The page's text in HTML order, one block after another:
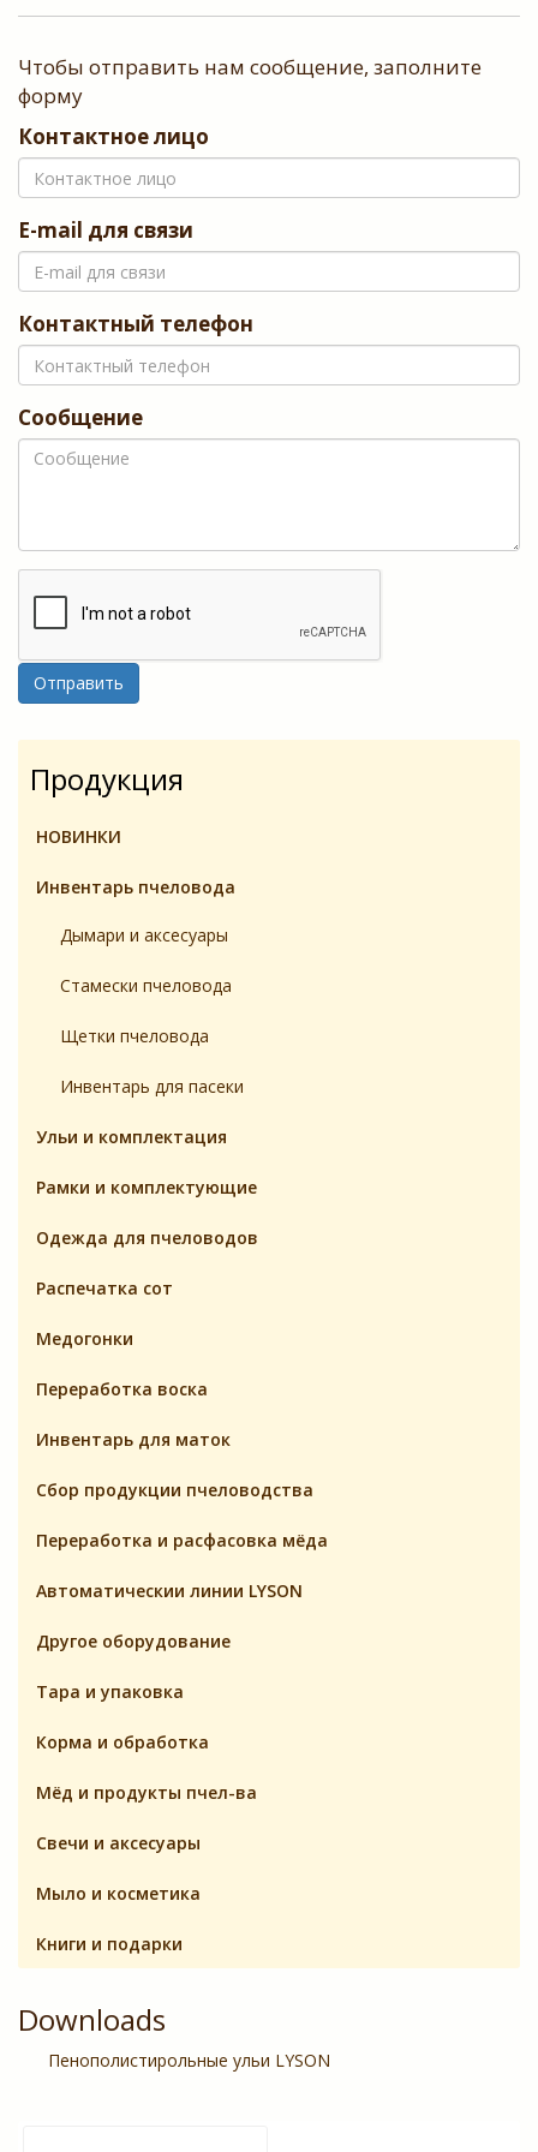
Чтобы отправить нам сообщение, заполните
форму
Контактное лицо
E-mail для связи
Контактный телефон
Сообщение
Отправить
Продукция
НОВИНКИ
Инвентарь пчеловодa
Дымари и аксесуары
Стамески пчеловода
Щетки пчеловода
Инвентарь для пасеки
Ульи и комплектация
Pамки и комплeктующие
Одежда для пчеловодов
Распечатка сот
Медогонки
Переработка воска
Инвентарь для маток
Cбор продукции пчеловодства
Переработка и расфасовка мёда
Автоматическии линии LYSON
Другое оборудование
Тара и упаковка
Корма и обработка
Мёд и продукты пчел-ва
Свечи и аксесуары
Мыло и косметика
Книги и подарки
Downloads
Пенополистирольные ульи LYSON